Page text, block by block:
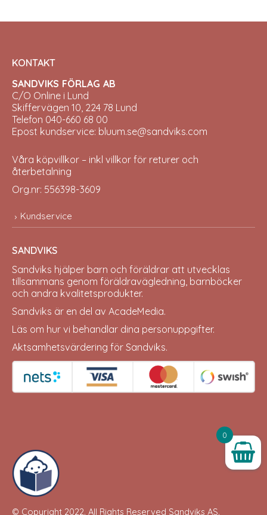
KONTAKT
SANDVIKS FÖRLAG AB
C/O Online i Lund
Skiffervägen 10, 224 78 Lund
Telefon 040-660 68 00
Epost kundservice: bluum.se@sandviks.com
Våra köpvillkor – inkl villkor för returer och
återbetalning
Org.nr: 556398-3609
Kundservice
SANDVIKS
Sandviks hjälper barn och föräldrar att utvecklas
tillsammans genom föräldravägledning, barnböcker
och andra kvalitetsprodukter.
Sandviks är en del av AcadeMedia.
Läs om hur vi behandlar dina personuppgifter.
Aktsamhetsvärdering för Sandviks.
© Copyright 2022. All Rights Reserved Sandviks AS.
0